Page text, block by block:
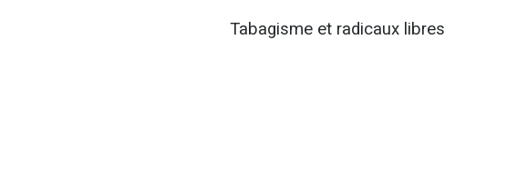
Tabagisme et radicaux libres